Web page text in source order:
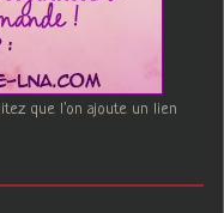
que l'on ajoute un lien